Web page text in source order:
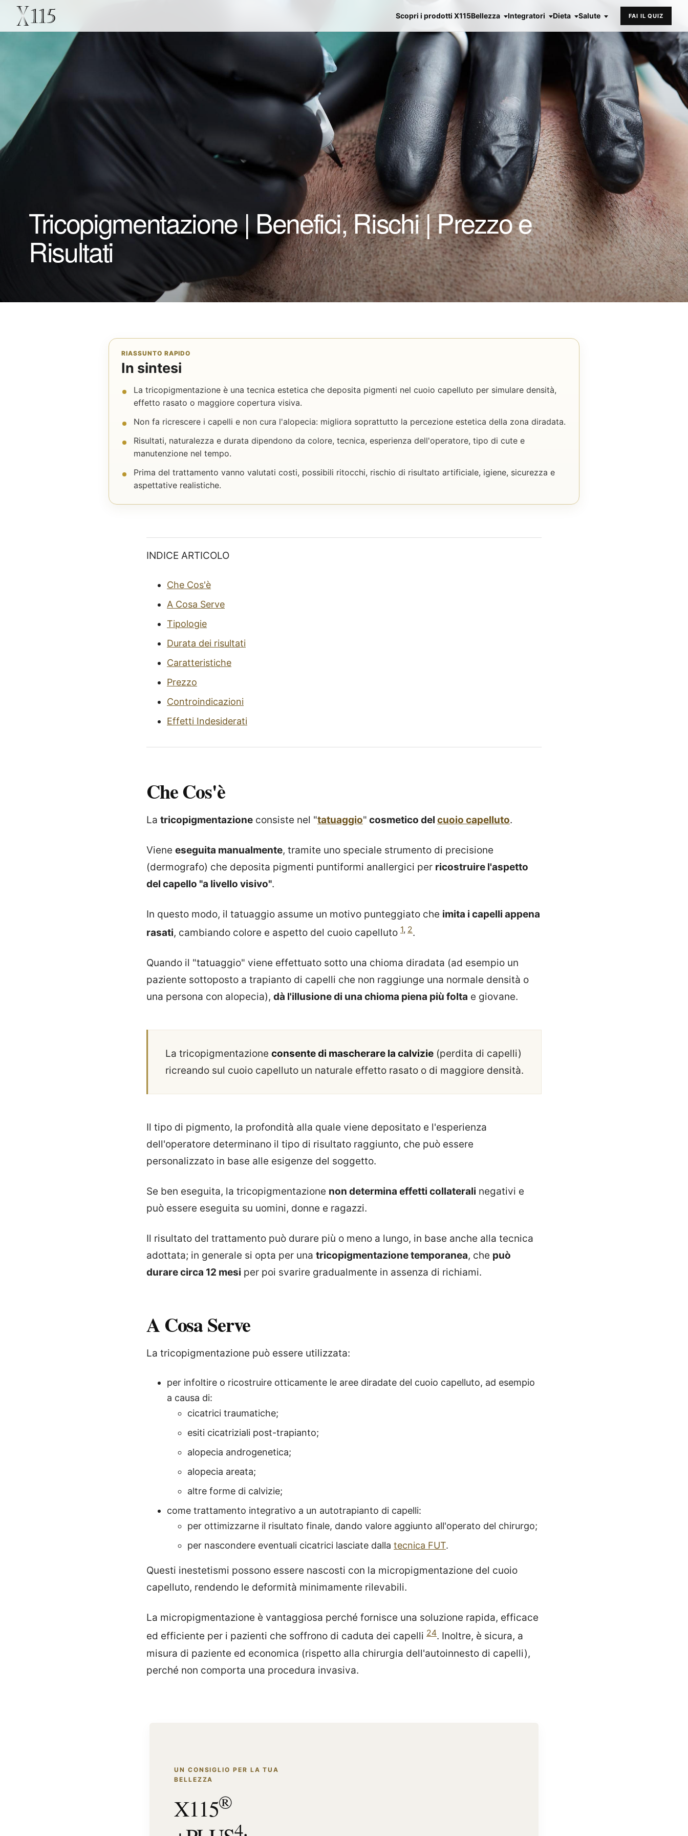
Scopri i prodotti X115Bellezza Integratori Dieta Salute FAI IL QUIZ
Tricopigmentazione | Benefici, Rischi | Prezzo e
Risultati
RIASSUNTO RAPIDO
In sintesi
La tricopigmentazione è una tecnica estetica che deposita pigmenti nel cuoio capelluto per simulare densità,
effetto rasato o maggiore copertura visiva.
Non fa ricrescere i capelli e non cura l'alopecia: migliora soprattutto la percezione estetica della zona diradata.
Risultati, naturalezza e durata dipendono da colore, tecnica, esperienza dell'operatore, tipo di cute e
manutenzione nel tempo.
Prima del trattamento vanno valutati costi, possibili ritocchi, rischio di risultato artificiale, igiene, sicurezza e
aspettative realistiche.
INDICE ARTICOLO
Che Cos'è
A Cosa Serve
Tipologie
Durata dei risultati
Caratteristiche
Prezzo
Controindicazioni
Effetti Indesiderati
Che Cos'è
La tricopigmentazione consiste nel "tatuaggio" cosmetico del cuoio capelluto.
Viene eseguita manualmente, tramite uno speciale strumento di precisione
(dermografo) che deposita pigmenti puntiformi anallergici per ricostruire l'aspetto
del capello "a livello visivo".
In questo modo, il tatuaggio assume un motivo punteggiato che imita i capelli appena
rasati, cambiando colore e aspetto del cuoio capelluto 1, 2.
Quando il "tatuaggio" viene effettuato sotto una chioma diradata (ad esempio un
paziente sottoposto a trapianto di capelli che non raggiunge una normale densità o
una persona con alopecia), dà l'illusione di una chioma piena più folta e giovane.
La tricopigmentazione consente di mascherare la calvizie (perdita di capelli)
ricreando sul cuoio capelluto un naturale effetto rasato o di maggiore densità.
Il tipo di pigmento, la profondità alla quale viene depositato e l'esperienza
dell'operatore determinano il tipo di risultato raggiunto, che può essere
personalizzato in base alle esigenze del soggetto.
Se ben eseguita, la tricopigmentazione non determina effetti collaterali negativi e
può essere eseguita su uomini, donne e ragazzi.
Il risultato del trattamento può durare più o meno a lungo, in base anche alla tecnica
adottata; in generale si opta per una tricopigmentazione temporanea, che può
durare circa 12 mesi per poi svarire gradualmente in assenza di richiami.
A Cosa Serve
La tricopigmentazione può essere utilizzata:
per infoltire o ricostruire otticamente le aree diradate del cuoio capelluto, ad esempio
a causa di:
cicatrici traumatiche;
esiti cicatriziali post-trapianto;
alopecia androgenetica;
alopecia areata;
altre forme di calvizie;
come trattamento integrativo a un autotrapianto di capelli:
per ottimizzarne il risultato finale, dando valore aggiunto all'operato del chirurgo;
per nascondere eventuali cicatrici lasciate dalla tecnica FUT.
Questi inestetismi possono essere nascosti con la micropigmentazione del cuoio
capelluto, rendendo le deformità minimamente rilevabili.
La micropigmentazione è vantaggiosa perché fornisce una soluzione rapida, efficace
ed efficiente per i pazienti che soffrono di caduta dei capelli 24. Inoltre, è sicura, a
misura di paziente ed economica (rispetto alla chirurgia dell'autoinnesto di capelli),
perché non comporta una procedura invasiva.
UN CONSIGLIO PER LA TUA
BELLEZZA
X115®
4